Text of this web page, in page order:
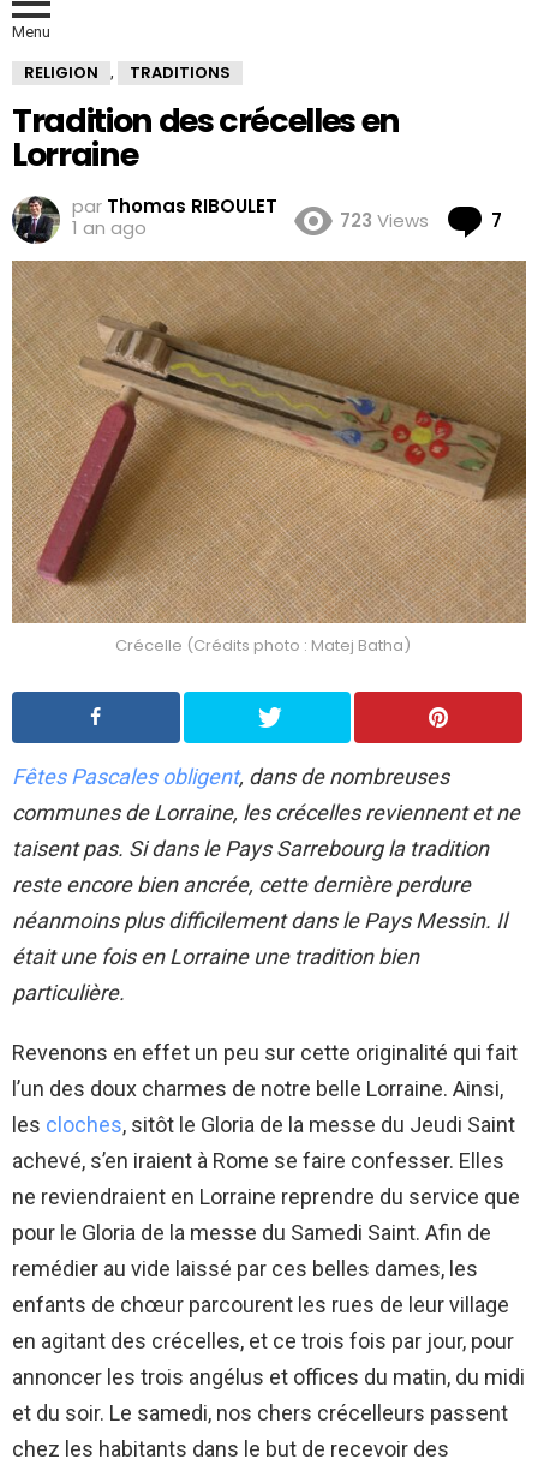
Menu
RELIGION , TRADITIONS
Tradition des crécelles en
Lorraine
par Thomas RIBOULET
1 an ago
723 Views 7
Crécelle (Crédits photo : Matej Batha)
Fêtes Pascales obligent, dans de nombreuses
communes de Lorraine, les crécelles reviennent et ne
taisent pas. Si dans le Pays Sarrebourg la tradition
reste encore bien ancrée, cette dernière perdure
néanmoins plus difficilement dans le Pays Messin. Il
était une fois en Lorraine une tradition bien
particulière.
Revenons en effet un peu sur cette originalité qui fait
l’un des doux charmes de notre belle Lorraine. Ainsi,
les cloches, sitôt le Gloria de la messe du Jeudi Saint
achevé, s’en iraient à Rome se faire confesser. Elles
ne reviendraient en Lorraine reprendre du service que
pour le Gloria de la messe du Samedi Saint. Afin de
remédier au vide laissé par ces belles dames, les
enfants de chœur parcourent les rues de leur village
en agitant des crécelles, et ce trois fois par jour, pour
annoncer les trois angélus et offices du matin, du midi
et du soir. Le samedi, nos chers crécelleurs passent
chez les habitants dans le but de recevoir des